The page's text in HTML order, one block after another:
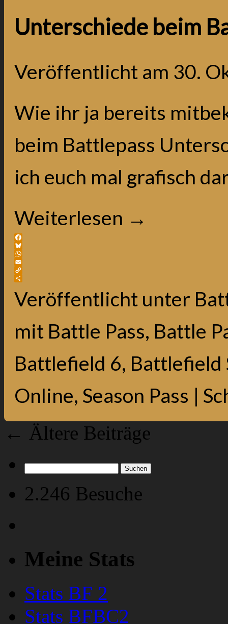
Unterschiede beim
Veröffentlicht am 30.
Wie ihr ja bereits
beim Battlepass
ich euch mal grafisch
Weiterlesen →
Facebook
Bluesky
WhatsApp
Email
Copy
Veröffentlicht unter
mit Battle Pass, Battle
Battlefield 6, Battlefield
Online, Season Pass |
← Ältere Beiträge
nach:
2.246 Besuche
Meine Stats
Stats BF 2
Stats BFBC2